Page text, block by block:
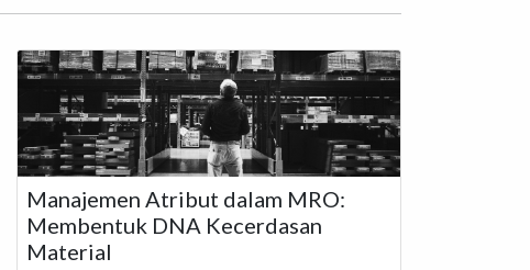
Manajemen Atribut dalam MRO:
Membentuk DNA Kecerdasan
Material